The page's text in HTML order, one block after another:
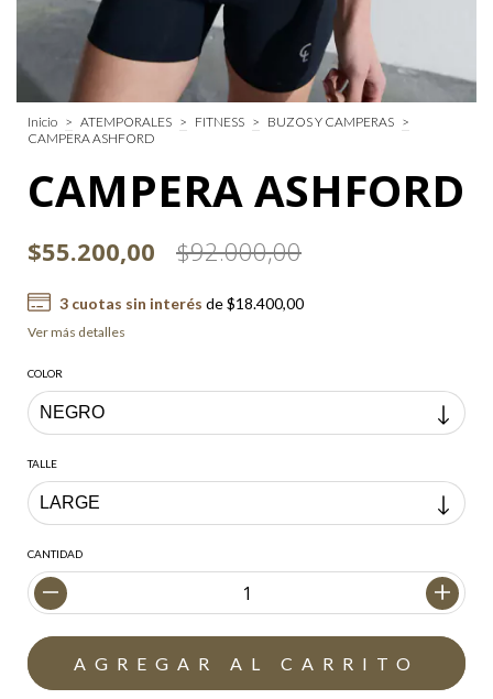
Inicio > ATEMPORALES > FITNESS > BUZOS Y CAMPERAS >
CAMPERA ASHFORD
CAMPERA ASHFORD
$55.200,00 $92.000,00
3cuotas sin interés de$18.400,00
Ver más detalles
COLOR
TALLE
CANTIDAD